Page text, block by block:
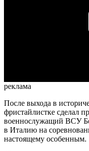
реклама
После выхода в
фристайлистке сделал
военнослужащий ВСУ
в Италию на
настоящему особенным.